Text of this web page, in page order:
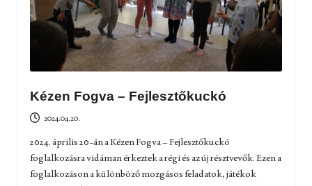
Kézen Fogva – Fejlesztőkuckó
2024.04.20.
2024. április 20-án a Kézen Fogva – Fejlesztőkuckó
foglalkozásra vidáman érkeztek a régi és az új résztvevők. Ezen a
foglalkozáson a különböző mozgásos feladatok, játékok